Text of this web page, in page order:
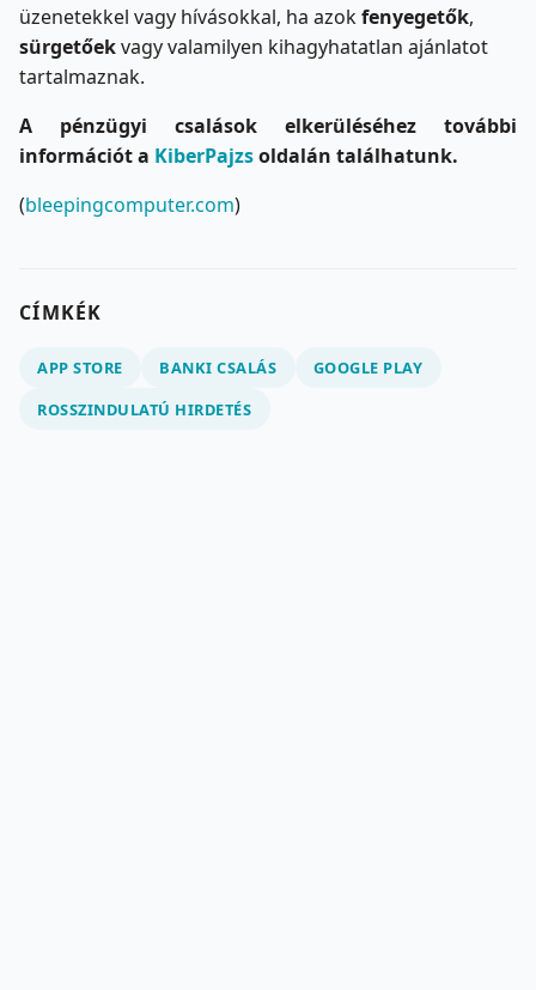
üzenetekkel vagy hívásokkal, ha azokfenyegetők,
sürgetőekvagy valamilyen kihagyhatatlan ajánlatot
tartalmaznak.
A pénzügyi csalások elkerüléséhez további
információt a KiberPajzsoldalán találhatunk.
(bleepingcomputer.com)
CÍMKÉK
APP STORE BANKI CSALÁS
GOOGLE PLAY
ROSSZINDULATÚ HIRDETÉS